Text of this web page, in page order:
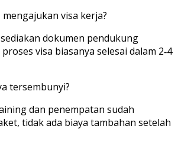
mengajukan visa kerja?
dokumen pendukung
visa biasanya selesai dalam 2‑4
tersembunyi?
dan penempatan sudah
tidak ada biaya tambahan setelah